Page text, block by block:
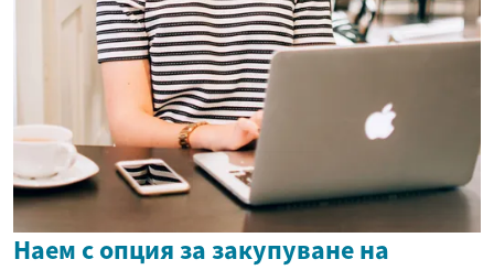
Наем с опция за закупуване на